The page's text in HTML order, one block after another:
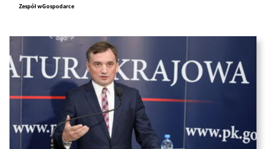
Zespół wGospodarce